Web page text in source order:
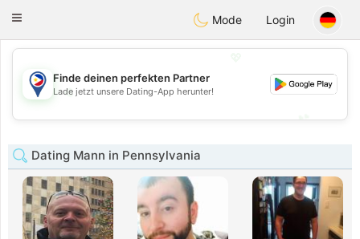
Philippines Chat
Toggle
Mode Login
💖
💕
Finde deinen perfekten Partner
Lade jetzt unsere Dating-App herunter!
Dating Mann in Pennsylvania